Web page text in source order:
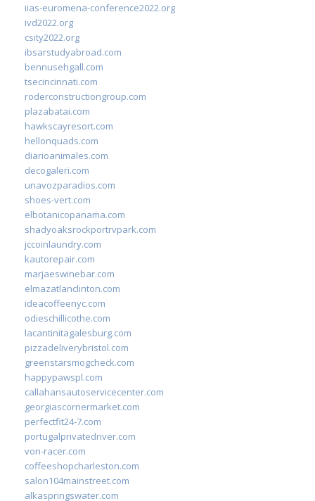
iias-euromena-conference2022.org
ivd2022.org
csity2022.org
ibsarstudyabroad.com
bennusehgall.com
tsecincinnati.com
roderconstructiongroup.com
plazabatai.com
hawkscayresort.com
hellonquads.com
diarioanimales.com
decogaleri.com
unavozparadios.com
shoes-vert.com
elbotanicopanama.com
shadyoaksrockportrvpark.com
jccoinlaundry.com
kautorepair.com
marjaeswinebar.com
elmazatlanclinton.com
ideacoffeenyc.com
odieschillicothe.com
lacantinitagalesburg.com
pizzadeliverybristol.com
greenstarsmogcheck.com
happypawspl.com
callahansautoservicecenter.com
georgiascornermarket.com
perfectfit24-7.com
portugalprivatedriver.com
von-racer.com
coffeeshopcharleston.com
salon104mainstreet.com
alkaspringswater.com